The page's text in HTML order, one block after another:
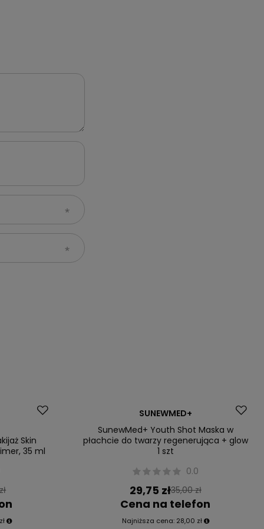
Skin
35 ml
SUNEWMED+
SunewMed+ Youth Shot Maska w
płachcie do twarzy regenerująca + glow
1 szt
0.0
29,75 zł35,00 zł
Cena na telefon
Najniższa cena: 28,00 zł